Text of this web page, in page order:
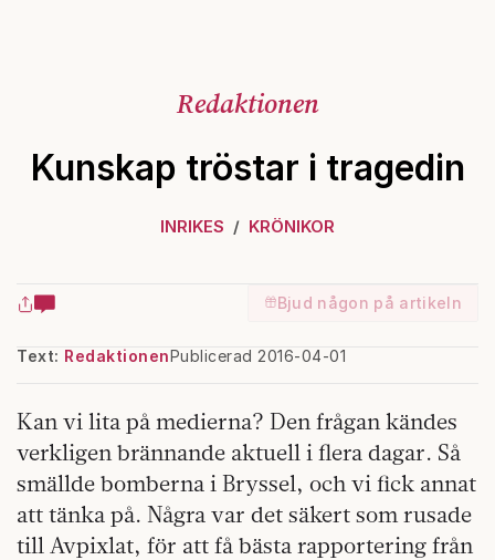
Redaktionen
Kunskap tröstar i tragedin
INRIKES KRÖNIKOR
Bjud någon på artikeln
Text: RedaktionenPublicerad 2016-04-01
Kan vi lita på medierna? Den frågan kändes
verkligen brännande aktuell i flera dagar. Så
smällde bomberna i Bryssel, och vi fick annat
att tänka på. Några var det säkert som rusade
till Avpixlat, för att få bästa rapportering från